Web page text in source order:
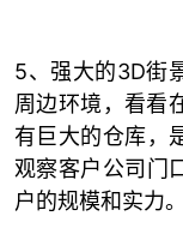
5、强大的3D街
周边环境，看看
有巨大的仓库，
观察客户公司门
户的规模和实力。